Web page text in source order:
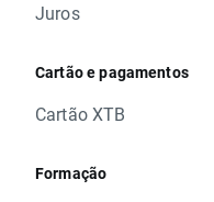
Juros
Cartão e pagamentos
Cartão XTB
Formação